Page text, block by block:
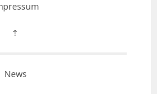
⇡
News